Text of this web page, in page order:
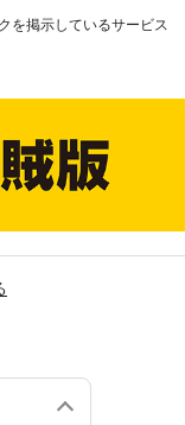
を掲示しているサービス